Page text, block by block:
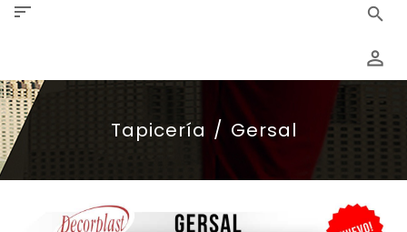
sort search
perm_identity
Tapicería Gersal